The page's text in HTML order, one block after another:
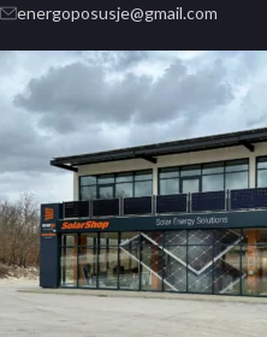
energoposusje@gmail.com